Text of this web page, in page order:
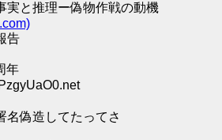
実と推理ー偽物作戦の動機
告
年
名偽造してたってさ